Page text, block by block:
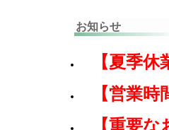
お知らせ
【夏季休
【営業時
【重要